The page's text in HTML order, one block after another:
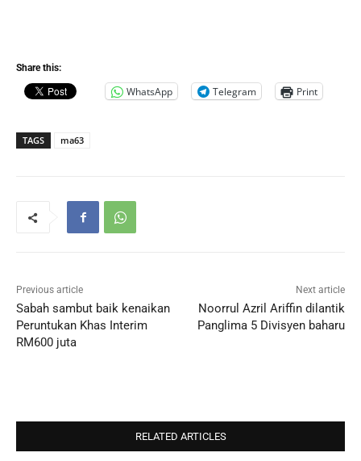
Share this:
WhatsApp Telegram Print
TAGS ma63
Previous article
Sabah sambut baik kenaikan
Peruntukan Khas Interim
RM600 juta
Next article
Noorrul Azril Ariffin dilantik
Panglima 5 Divisyen baharu
RELATED ARTICLES